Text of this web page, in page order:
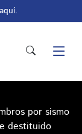
por sismo
destituido